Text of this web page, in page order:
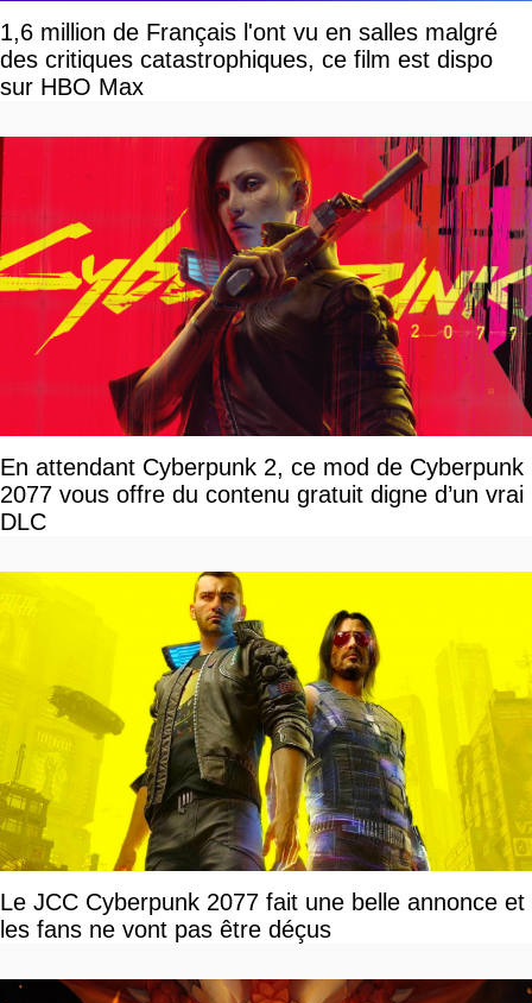
1,6 million de Français l'ont vu en salles malgré
des critiques catastrophiques, ce film est dispo
sur HBO Max
En attendant Cyberpunk 2, ce mod de Cyberpunk
2077 vous offre du contenu gratuit digne d’un vrai
DLC
Le JCC Cyberpunk 2077 fait une belle annonce et
les fans ne vont pas être déçus